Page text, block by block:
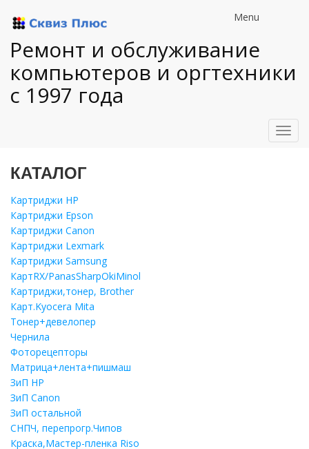
Ремонт и обслуживание
компьютеров и оргтехники
с 1997 года
Menu
КАТАЛОГ
Картриджи HP
Картриджи Epson
Картриджи Canon
Картриджи Lexmark
Картриджи Samsung
КартRX/PanasSharpOkiMinol
Картриджи,тонер, Brother
Карт.Kyocera Mita
Тонер+девелопер
Чернила
Фоторецепторы
Матрица+лента+пишмаш
ЗиП HP
ЗиП Саnon
ЗиП остальной
СНПЧ, перепрогр.Чипов
Краска,Мастер-пленка Riso